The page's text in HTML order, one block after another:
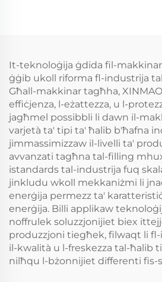
It-teknoloġija ġdida fil-
ġġib ukoll riforma fl-industrija
Għall-makkinar tagħha,
effiċjenza, l-eżattezza, u l-
jagħmel possibbli li dawn il-
varjetà ta' tipi ta' ħalib b'ħafna
jimmassimizzaw il-livelli ta'
avvanzati tagħna tal-filling
istandards tal-industrija fuq
jinkludu wkoll mekkaniżmi li
enerġija permezz ta'
enerġija. Billi applikaw
noffrulek soluzzjonijiet biex
produzzjoni tiegħek, filwaqt li
il-kwalità u l-freskezza tal-ħalib
nilħqu l-bżonnijiet differenti fis-